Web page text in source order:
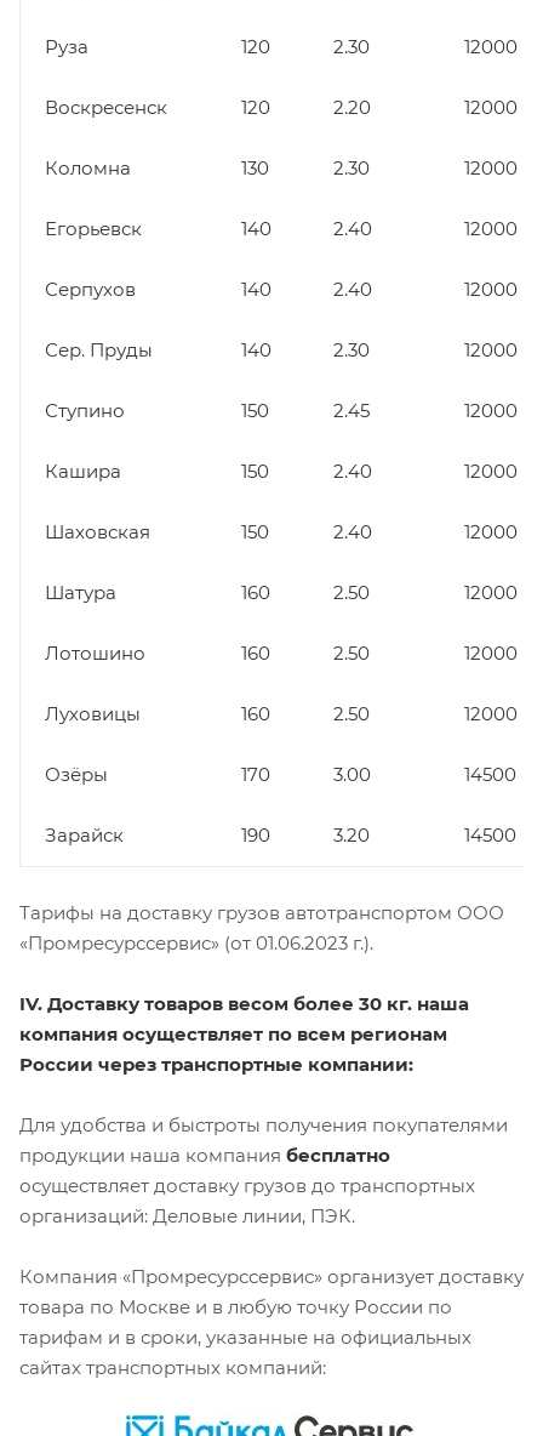
Руза 120 2.30 12000
Воскресенск 120 2.20 12000
Коломна 130 2.30 12000
Егорьевск 140 2.40 12000
Серпухов 140 2.40 12000
Сер. Пруды 140 2.30 12000
Ступино 150 2.45 12000
Кашира 150 2.40 12000
Шаховская 150 2.40 12000
Шатура 160 2.50 12000
Лотошино 160 2.50 12000
Луховицы 160 2.50 12000
Озёры 170 3.00 14500
Зарайск 190 3.20 14500
Тарифы на доставку грузов автотранспортом ООО
«Промресурссервис» (от 01.06.2023 г.).
IV. Доставку товаров весом более 30 кг. наша
компания осуществляет по всем регионам
России через транспортные компании:
Для удобства и быстроты получения покупателями
продукции наша компания бесплатно
осуществляет доставку грузов до транспортных
организаций: Деловые линии, ПЭК.
Компания «Промресурссервис» организует доставку
товара по Москве и в любую точку России по
тарифам и в сроки, указанные на официальных
сайтах транспортных компаний: